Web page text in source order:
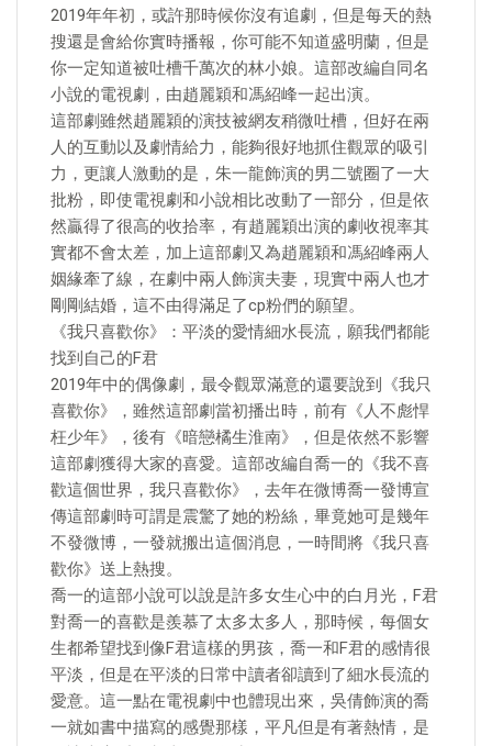
2019年年初，或許那時候你沒有追劇，但是每天的熱
搜還是會給你實時播報，你可能不知道盛明蘭，但是
你一定知道被吐槽千萬次的林小娘。這部改編自同名
小說的電視劇，由趙麗穎和馮紹峰一起出演。
這部劇雖然趙麗穎的演技被網友稍微吐槽，但好在兩
人的互動以及劇情給力，能夠很好地抓住觀眾的吸引
力，更讓人激動的是，朱一龍飾演的男二號圈了一大
批粉，即使電視劇和小說相比改動了一部分，但是依
然贏得了很高的收拾率，有趙麗穎出演的劇收視率其
實都不會太差，加上這部劇又為趙麗穎和馮紹峰兩人
姻緣牽了線，在劇中兩人飾演夫妻，現實中兩人也才
剛剛結婚，這不由得滿足了cp粉們的願望。
《我只喜歡你》：平淡的愛情細水長流，願我們都能
找到自己的F君
2019年中的偶像劇，最令觀眾滿意的還要說到《我只
喜歡你》，雖然這部劇當初播出時，前有《人不彪悍
枉少年》，後有《暗戀橘生淮南》，但是依然不影響
這部劇獲得大家的喜愛。這部改編自喬一的《我不喜
歡這個世界，我只喜歡你》，去年在微博喬一發博宣
傳這部劇時可謂是震驚了她的粉絲，畢竟她可是幾年
不發微博，一發就搬出這個消息，一時間將《我只喜
歡你》送上熱搜。
喬一的這部小說可以說是許多女生心中的白月光，F君
對喬一的喜歡是羨慕了太多太多人，那時候，每個女
生都希望找到像F君這樣的男孩，喬一和F君的感情很
平淡，但是在平淡的日常中讀者卻讀到了細水長流的
愛意。這一點在電視劇中也體現出來，吳倩飾演的喬
一就如書中描寫的感覺那樣，平凡但是有著熱情，是